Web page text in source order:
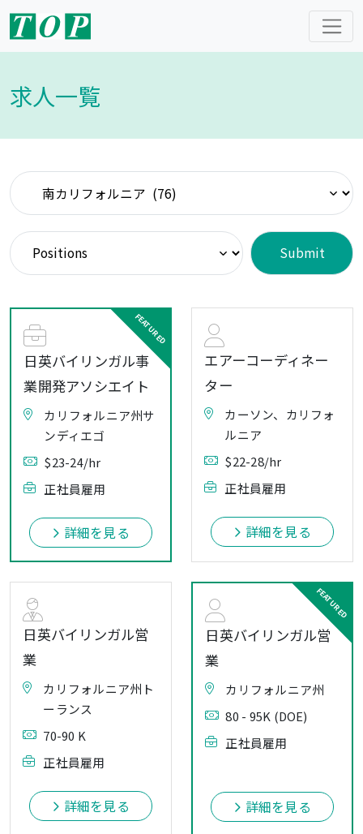
求人一覧
日英バイリンガル事
業開発アソシエイト
カリフォルニア州サ
ンディエゴ
$23-24/hr
正社員雇用
詳細を見る
エアーコーディネー
ター
カーソン、カリフォ
ルニア
$22-28/hr
正社員雇用
詳細を見る
日英バイリンガル営
業
カリフォルニア州ト
ーランス
70-90 K
正社員雇用
詳細を見る
日英バイリンガル営
業
カリフォルニア州
80 - 95K (DOE)
正社員雇用
詳細を見る